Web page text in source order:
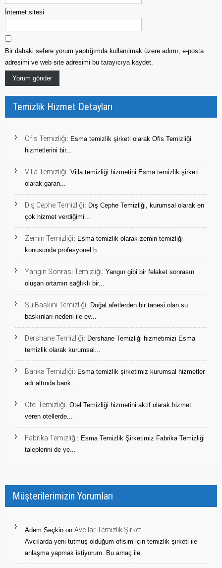
İnternet sitesi
Bir dahaki sefere yorum yaptığımda kullanılmak üzere adımı, e-posta
adresimi ve web site adresimi bu tarayıcıya kaydet.
Temizlik Hizmet Detayları
Ofis Temizliği: Esma temizlik şirketi olarak Ofis Temizliği
hizmetlerini bir...
Villa Temizliği: Villa temizliği hizmetini Esma temizlik şirketi
olarak garan...
Dış Cephe Temizliği: Dış Cephe Temizliği, kurumsal olarak en
çok hizmet verdiğimi...
Zemin Temizliği: Esma temizlik olarak zemin temizliği
konusunda profesyonel h...
Yangın Sonrası Temizliği: Yangın gibi bir felaket sonrasın
oluşan ortamın sağlıklı bir...
Su Baskını Temizliği: Doğal afetlerden bir tanesi olan su
baskınları nedeni ile ev...
Dershane Temizliği: Dershane Temizliği hizmetimizi Esma
temizlik olarak kurumsal...
Banka Temizliği: Esma temizlik şirketimiz kurumsal hizmetler
adı altında bank...
Otel Temizliği: Otel Temizliği hizmetini aktif olarak hizmet
veren otellerde...
Fabrika Temizliği: Esma Temizlik Şirketimiz Fabrika Temizliği
taleplerini de ye...
Müşterilerimizin Yorumları
Adem Seçkin on Avcılar Temizlik Şirketi
Avcılarda yeni tutmuş olduğum ofisim için temizlik şirketi ile
anlaşma yapmak istiyorum. Bu amaç ile